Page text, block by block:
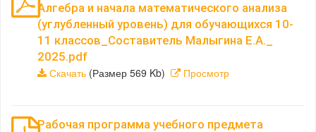
Алгебра и начала математического анализа
(углубленный уровень) для обучающихся 10-
11 классов_Составитель Малыгина Е.А._
2025.pdf
Скачать (Размер 569 Kb) Просмотр
Рабочая программа учебного предмета